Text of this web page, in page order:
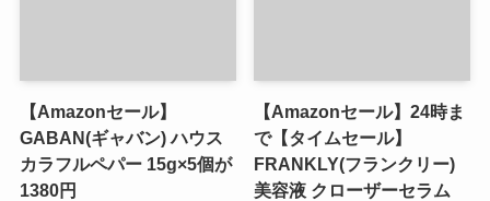
【Amazonセール】
GABAN(ギャバン) ハウス
カラフルペパー 15g×5個が
1380円
【Amazonセール】24時ま
で【タイムセール】
FRANKLY(フランクリー)
美容液 クローザーセラム